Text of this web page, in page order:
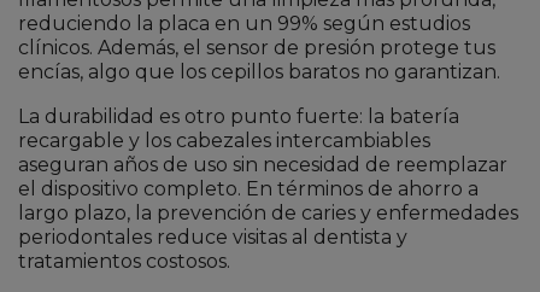
reduciendo la placa en un 99% según estudios
clínicos. Además, el sensor de presión protege tus
encías, algo que los cepillos baratos no garantizan.
La durabilidad es otro punto fuerte: la batería
recargable y los cabezales intercambiables
aseguran años de uso sin necesidad de reemplazar
el dispositivo completo. En términos de ahorro a
largo plazo, la prevención de caries y enfermedades
periodontales reduce visitas al dentista y
tratamientos costosos.